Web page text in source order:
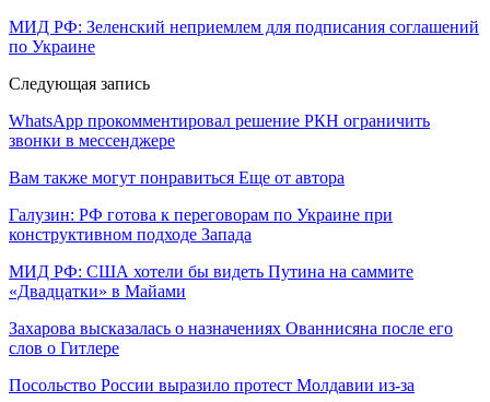
МИД РФ: Зеленский неприемлем для подписания соглашений
по Украине
Следующая запись
WhatsApp прокомментировал решение РКН ограничить
звонки в мессенджере
Вам также могут понравиться Еще от автора
Галузин: РФ готова к переговорам по Украине при
конструктивном подходе Запада
МИД РФ: США хотели бы видеть Путина на саммите
«Двадцатки» в Майами
Захарова высказалась о назначениях Ованнисяна после его
слов о Гитлере
Посольство России выразило протест Молдавии из-за